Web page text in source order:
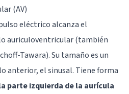
(AV)
eléctrico alcanza el
auriculoventricular (también
Tawara). Su tamaño es un
anterior, el sinusal. Tiene forma
parte izquierda de la aurícula